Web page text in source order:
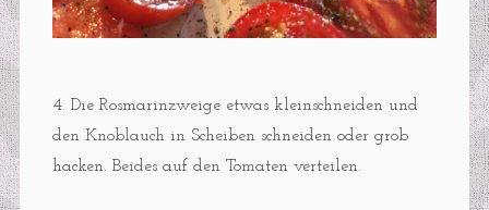
4. Die Rosmarinzweige etwas kleinschneiden und
den Knoblauch in Scheiben schneiden oder grob
hacken. Beides auf den Tomaten verteilen.